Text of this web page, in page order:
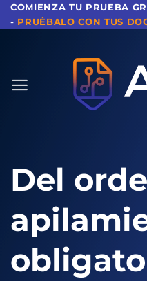
al
COMIENZA TU PRUEBA
- PRUÉBALO CON TUS
Del